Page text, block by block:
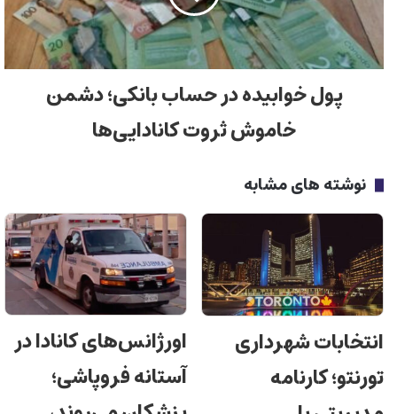
پول خوابیده در حساب بانکی؛ دشمن
خاموش ثروت کانادایی‌ها
نوشته های مشابه
انتخابات شهرداری
تورنتو؛ کارنامه
اورژانس‌های کانادا در
آستانه فروپاشی؛